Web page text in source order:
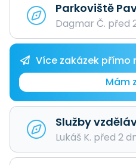
Parkoviště
Dagmar Č. před
Více zakázek přímo
Mám
Služby
Lukáš K. před 2